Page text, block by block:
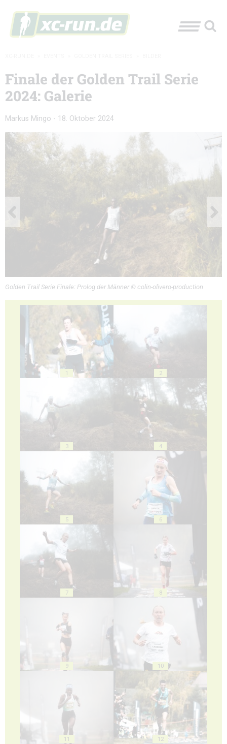
Finale der Golden Trail Serie
2024: Galerie
Markus Mingo - 18. Oktober 2024
Golden Trail Serie Finale: Prolog der Männer © colin-olivero-production
1 2
3 4
5 6
7 8
9 10
11 12